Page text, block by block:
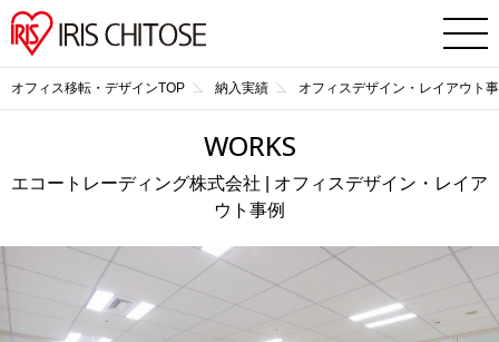
オフィス移転・デザインTOP 納入実績 オフィスデザイン・レイアウト
WORKS
エコートレーディング株式会社 | オフィスデザイン・レイア
ウト事例